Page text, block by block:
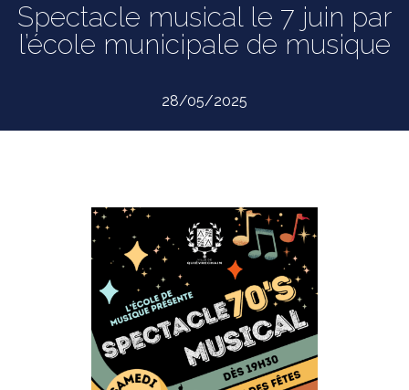
Spectacle musical le 7 juin par
l’école municipale de musique
28/05/2025